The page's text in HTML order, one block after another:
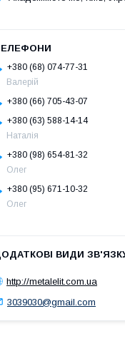
+380 (68) 074-77-31
Валерій
+380 (66) 705-43-07
+380 (63) 588-14-14
Наталія
+380 (98) 654-81-32
Олег
+380 (95) 671-10-32
Олег
http://metalelit.com.ua
3039030@gmail.com